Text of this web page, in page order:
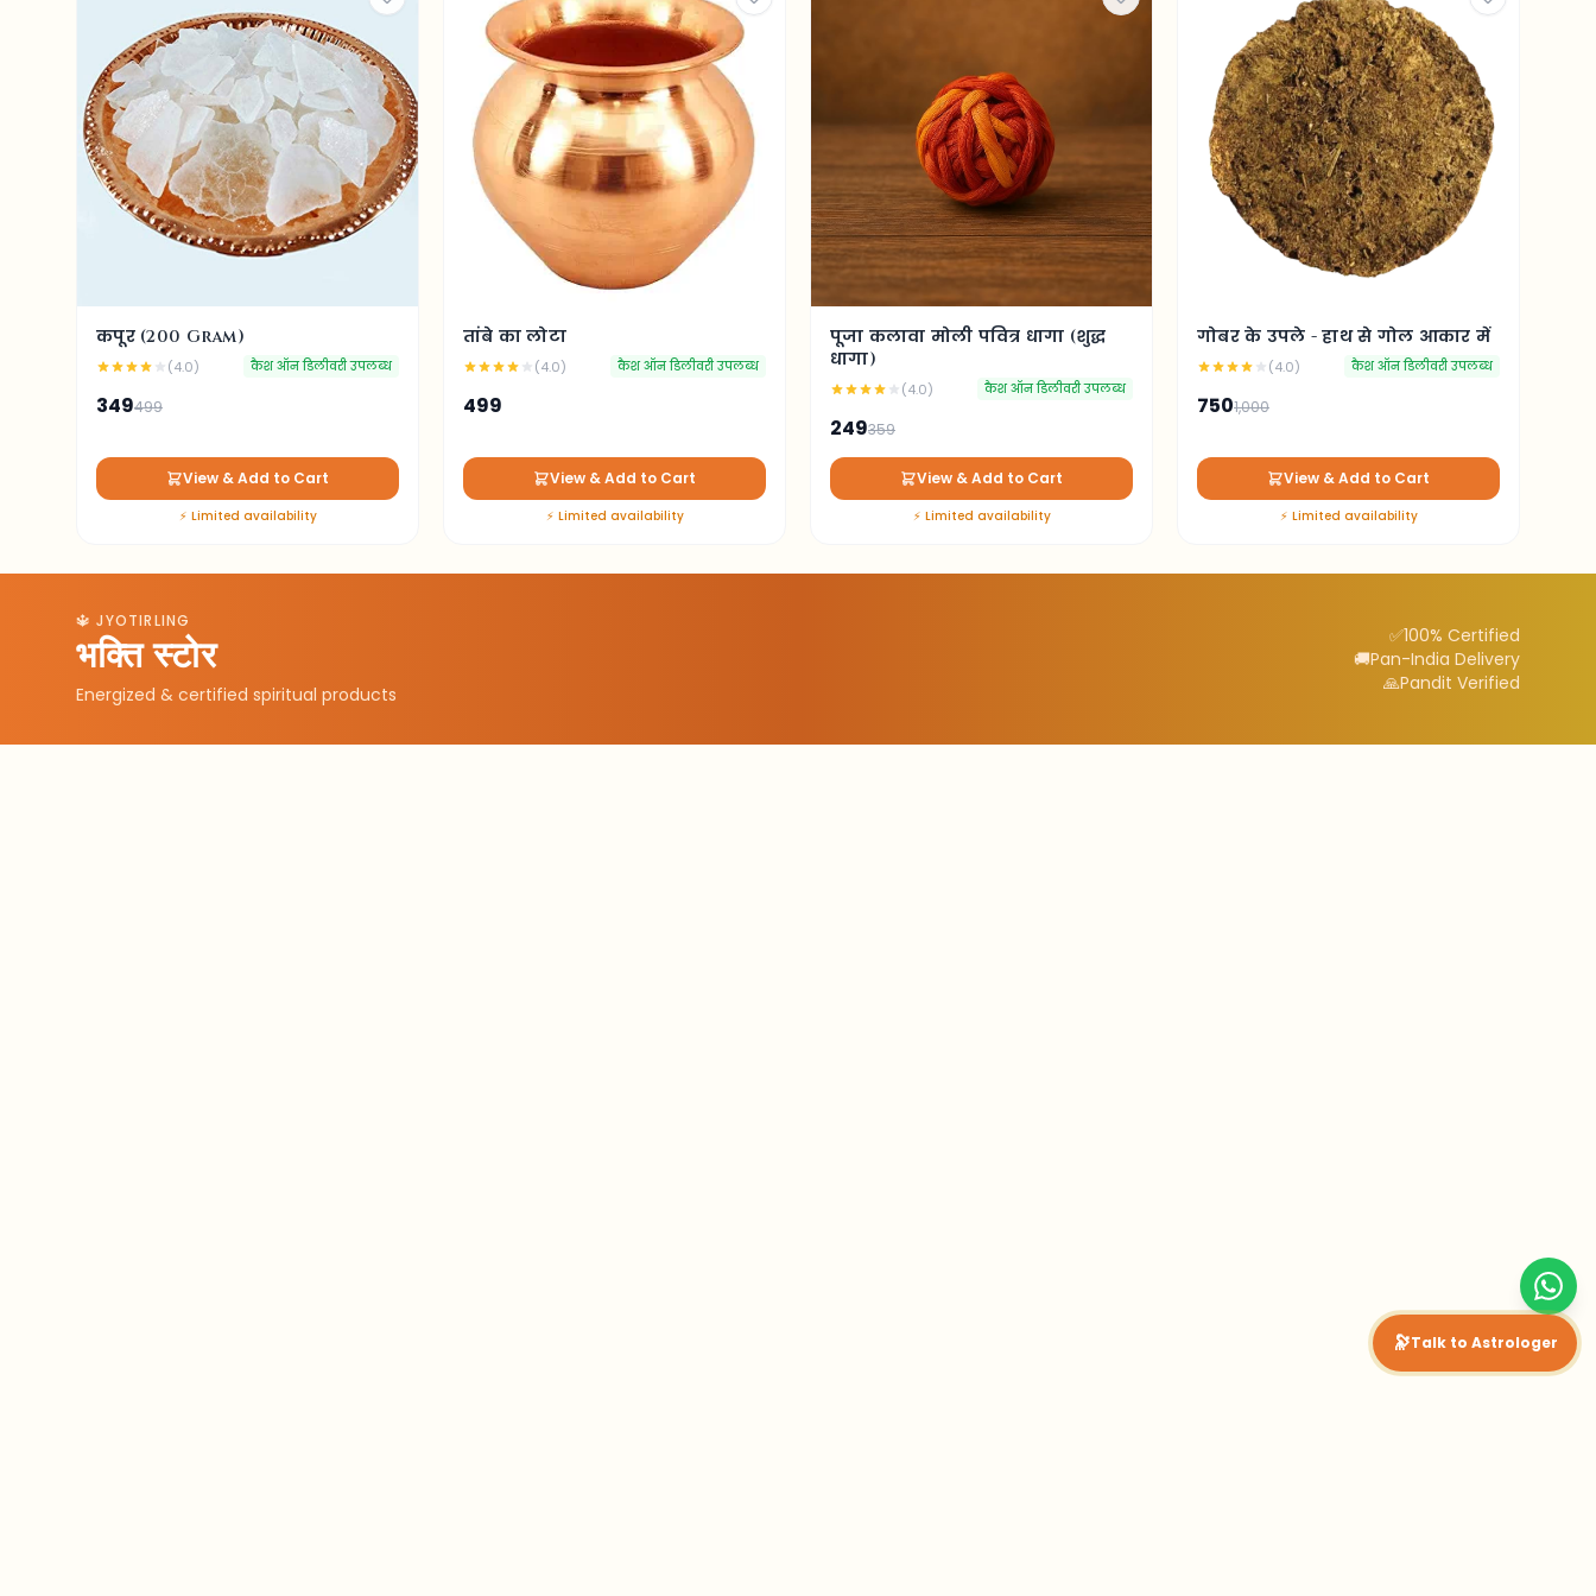
कपूर (200 Gram)
(4.0) कैश ऑन डिलीवरी उपलब्ध
349499
View & Add to Cart
⚡ Limited availability
तांबे का लोटा
(4.0) कैश ऑन डिलीवरी उपलब्ध
499
View & Add to Cart
⚡ Limited availability
पूजा कलावा मोली पवित्र धागा (शुद्ध
धागा)
(4.0) कैश ऑन डिलीवरी उपलब्ध
249359
View & Add to Cart
⚡ Limited availability
गोबर के उपले - हाथ से गोल आकार में
(4.0) कैश ऑन डिलीवरी उपलब्ध
7501,000
View & Add to Cart
⚡ Limited availability
🔱 JYOTIRLING
भक्ति स्टोर
Energized & certified spiritual products
✅100% Certified
🚚Pan-India Delivery
🙏Pandit Verified
🔭Talk to Astrologer